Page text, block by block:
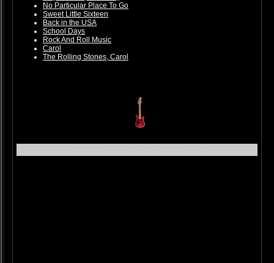
No Particular Place To Go
Sweet Little Sixteen
Back in the USA
School Days
Rock And Roll Music
Carol
The Rolling Stones, Carol